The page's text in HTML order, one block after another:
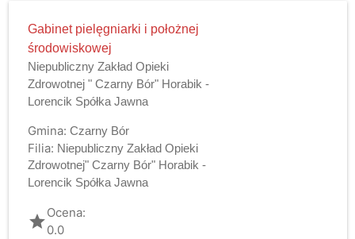
Gabinet pielęgniarki i położnej
środowiskowej
Niepubliczny Zakład Opieki
Zdrowotnej " Czarny Bór" Horabik -
Lorencik Spółka Jawna
Gmina: Czarny Bór
Filia: Niepubliczny Zakład Opieki
Zdrowotnej" Czarny Bór" Horabik -
Lorencik Spółka Jawna
gradeOcena:
0.0